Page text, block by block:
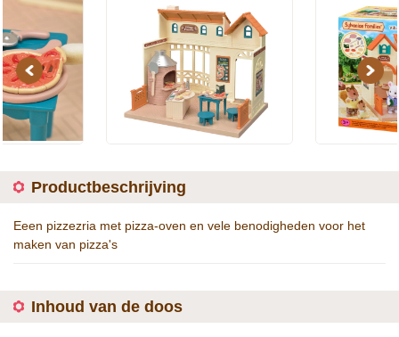
Previous Next
Productbeschrijving
Eeen pizzezria met pizza-oven en vele benodigheden voor het
maken van pizza's
Inhoud van de doos